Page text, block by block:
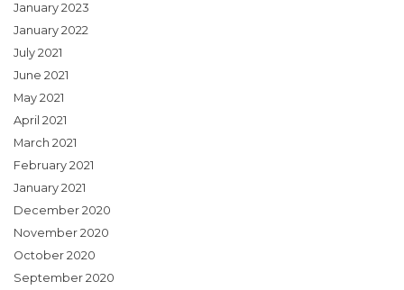
January 2023
January 2022
July 2021
June 2021
May 2021
April 2021
March 2021
February 2021
January 2021
December 2020
November 2020
October 2020
September 2020